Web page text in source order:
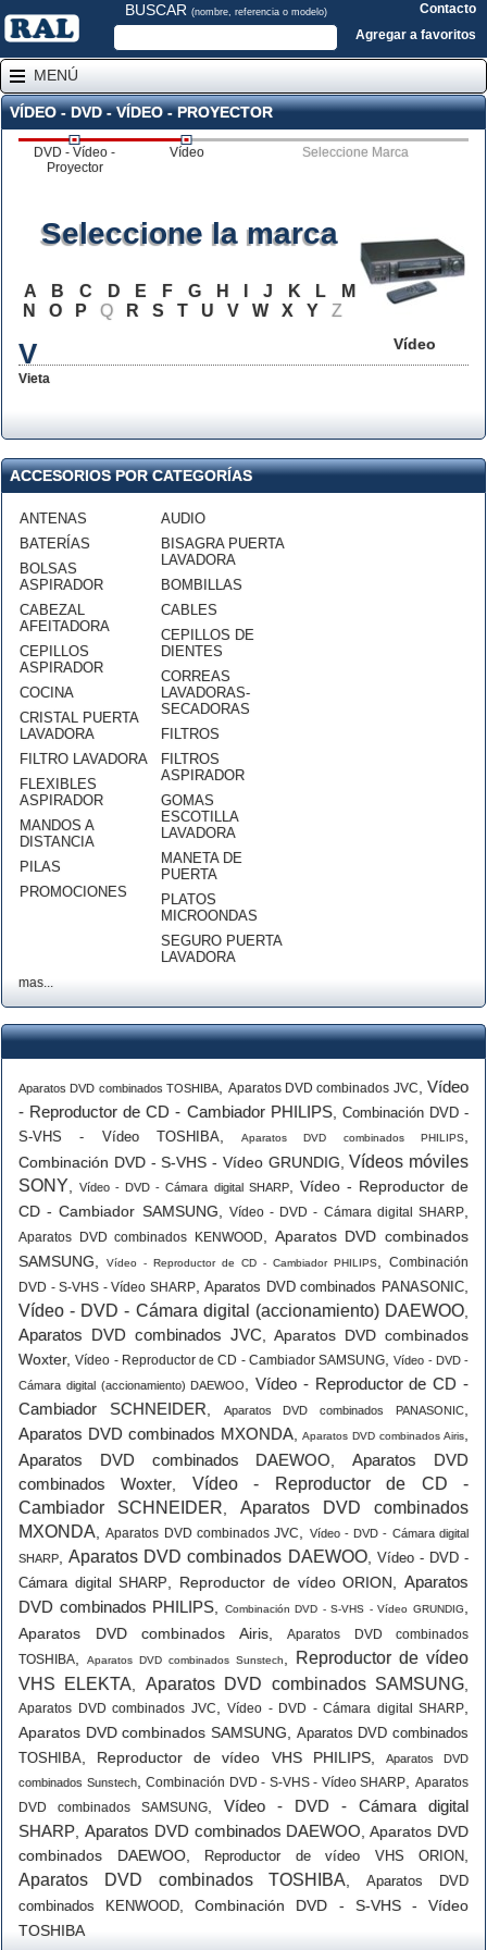
BUSCAR (nombre, referencia o modelo)
Contacto
Agregar a favoritos
MENÚ
VÍDEO - DVD - VÍDEO - PROYECTOR
DVD - Vídeo -
Proyector
Vídeo Seleccione Marca
Vídeo
Seleccione la marca
A B C D E F G H J K L
M
N
O P Q R S T U V W X Y Z
V
Vieta
ACCESORIOS POR CATEGORÍAS
ANTENAS
BATERÍAS
BOLSAS
ASPIRADOR
CABEZAL
AFEITADORA
CEPILLOS
ASPIRADOR
COCINA
CRISTAL PUERTA
LAVADORA
FILTRO LAVADORA
FLEXIBLES
ASPIRADOR
MANDOS A
DISTANCIA
PILAS
PROMOCIONES
AUDIO
BISAGRA PUERTA
LAVADORA
BOMBILLAS
CABLES
CEPILLOS DE
DIENTES
CORREAS
LAVADORAS-
SECADORAS
FILTROS
FILTROS
ASPIRADOR
GOMAS
ESCOTILLA
LAVADORA
MANETA DE
PUERTA
PLATOS
MICROONDAS
SEGURO PUERTA
LAVADORA
mas...
Aparatos DVD combinados TOSHIBA Aparatos DVD combinados JVC
Vídeo
- Reproductor de CD - Cambiador PHILIPS, Combinación DVD -
S-VHS - Vídeo TOSHIBA,Aparatos DVD combinados PHILIPS
Combinación DVD - S-VHS - Vídeo GRUNDIG ,Vídeos móviles
SONY ,Vídeo - DVD - Cámara digital SHARP, Vídeo - Reproductor de
CD - Cambiador SAMSUNG
Vídeo - DVD - Cámara digital SHARP
Aparatos DVD combinados KENWOOD
Aparatos DVD combinados
SAMSUNG
Vídeo - Reproductor de CD - Cambiador PHILIPS
Combinación
DVD - S-VHS - Vídeo SHARP,Aparatos DVD combinados PANASONIC
Vídeo - DVD - Cámara digital (accionamiento) DAEWOO
Aparatos DVD combinados JVC
Aparatos DVD combinados
Woxter,Vídeo - Reproductor de CD - Cambiador SAMSUNG ,Vídeo - DVD -
Cámara digital (accionamiento) DAEWOO
,Vídeo - Reproductor de CD -
Cambiador SCHNEIDER
Aparatos DVD combinados PANASONIC
Aparatos DVD combinados MXONDA,Aparatos DVD combinados Airis
Aparatos DVD combinados DAEWOO ,Aparatos DVD
combinados Woxter
Vídeo - Reproductor de CD -
Cambiador SCHNEIDER
Aparatos DVD combinados
MXONDA ,Aparatos DVD combinados JVC
Vídeo - DVD - Cámara digital
SHARP
,Aparatos DVD combinados DAEWOO, Vídeo - DVD -
Cámara digital SHARP
Reproductor de vídeo ORION ,Aparatos
DVD combinados PHILIPS
Combinación DVD - S-VHS - Vídeo GRUNDIG
Aparatos DVD combinados Airis, Aparatos DVD combinados
TOSHIBA
Aparatos DVD combinados Sunstech
Reproductor de vídeo
VHS ELEKTA
Aparatos DVD combinados SAMSUNG
Aparatos DVD combinados JVC Vídeo - DVD - Cámara digital SHARP
Aparatos DVD combinados SAMSUNG
Aparatos DVD combinados
TOSHIBA
Reproductor de vídeo VHS PHILIPS,
Aparatos DVD
combinados Sunstech,Combinación DVD - S-VHS - Vídeo SHARP ,Aparatos
DVD combinados SAMSUNG
Vídeo - DVD - Cámara digital
SHARP Aparatos DVD combinados DAEWOO ,Aparatos DVD
combinados DAEWOO, Reproductor de vídeo VHS ORION
Aparatos DVD combinados TOSHIBA ,Aparatos DVD
combinados KENWOOD ,Combinación DVD - S-VHS - Vídeo
TOSHIBA